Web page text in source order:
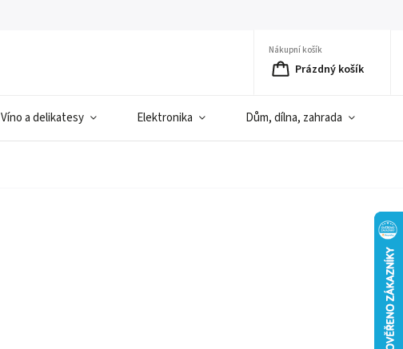
Nákupní košík
Prázdný košík
Víno a delikatesy Elektronika Dům, dílna, zahrada